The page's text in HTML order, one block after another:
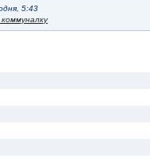
5:43